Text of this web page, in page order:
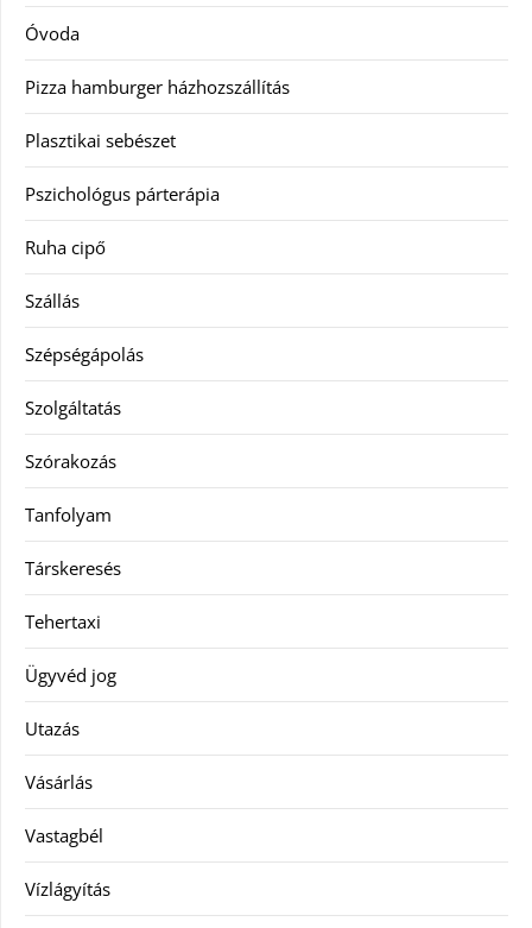
Óvoda
Pizza hamburger házhozszállítás
Plasztikai sebészet
Pszichológus párterápia
Ruha cipő
Szállás
Szépségápolás
Szolgáltatás
Szórakozás
Tanfolyam
Társkeresés
Tehertaxi
Ügyvéd jog
Utazás
Vásárlás
Vastagbél
Vízlágyítás